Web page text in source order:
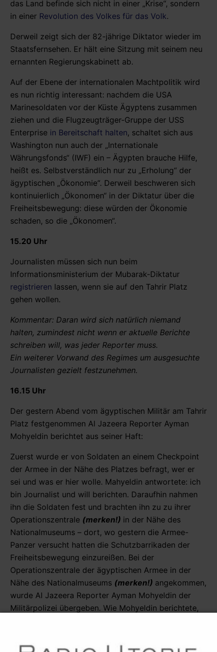
das Land befinde sich nicht in einer „Krise“, sondern
in einer Revolution des Volkes für das Volk.
Derweil zeigt sich der 82-jährige Diktator wieder im
Staatsfernsehen. Er hält eine Sitzung mit seinem neu
ernannten Regierungskabinett ab.
Auf der Ebene der internationalen Machtpolitik wird
es nun richtig interessant: nachdem die USA
Marinesoldaten vor der Küste Ägyptens zusammen
ziehen und die Flugzeugträger-Gruppe der USS
Enterprise in Bereitschaft halten, schaltet sich aus
Washington nun auch der „Internationale
Währungsfonds“ (IWF) ein – Ägypten brauche Hilfe,
heißt es. Selbstverständlich nur zu „Erholung“ der
ägyptischen „Ökonomie“. Derweil beschweren sich
kontinuierlich „Ökonomen“ in der Diktatur über die
Freiheitsbewegung: diese würden der Ökonomie
schaden, so die „Ökonomen“.
15.20 Uhr
Journalisten müssen sich nun beim
Informationsministerium der Mubarak-Diktatur
registrieren lassen, wenn sie auf den Tahrir Platz
gehen wollen.
Kommentar: Daran wird sich natürlich niemand
halten, zumindest nicht wenn er aktuelle Berichte
schreiben will, was jeder Reporter muss.
Ein weiterer Vorwand des Regimes um ausgesuchte
Journalisten gezielt festzunehmen.
16.15 Uhr
Der gestern Abend vom ägyptischen Militär am Tahrir
Platz festgenommen Al Jazeera Reporter Ayman
Mohyeldin berichtet aus seiner Haft:
Zuerst wurde er von Soldaten an einem Checkpoint
der Armee in der Nähe des Platzes befragt, wer er
sei und was er hier wolle. Mahyeldin antwortete: ich
bin Journalist und will berichten. Daraufhin nahmen
ihn die Soldaten fest und brachten ihn zu zu ihrer
Operationszentrale (merken!) in der Nähe des
Nationalmuseums – dort, wo gestern die Armee-
Panzer versucht hatten die Schutzbarrikaden der
Freiheitsbewegung einzureißen. Bei der
Operationszentrale der ägyptischen Armee in der
Nähe des Nationalmuseums (merken!) angekommen,
wurde Al Jazeera Reporter Ayman Mohyeldin der
Militärpolizei übergeben. Wie Mohyeldin berichtete,
aber aufgrund des öffentlichen Drucks wieder fallen